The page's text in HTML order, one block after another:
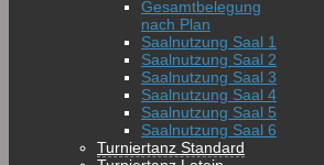
Gesamtbelegung
nach Plan
Saalnutzung Saal 1
Saalnutzung Saal 2
Saalnutzung Saal 3
Saalnutzung Saal 4
Saalnutzung Saal 5
Saalnutzung Saal 6
Turniertanz Standard